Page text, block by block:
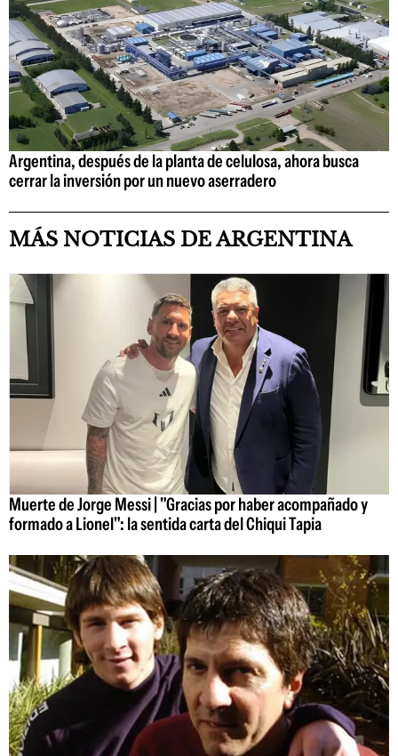
Argentina, después de la planta de celulosa, ahora busca
cerrar la inversión por un nuevo aserradero
MÁS NOTICIAS DE ARGENTINA
Muerte de Jorge Messi | "Gracias por haber acompañado y
formado a Lionel": la sentida carta del Chiqui Tapia